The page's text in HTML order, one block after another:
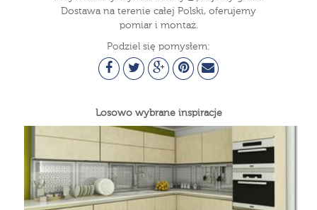
Dostawa na terenie całej Polski, oferujemy
pomiar i montaż.
Podziel się pomysłem:
Losowo wybrane inspiracje